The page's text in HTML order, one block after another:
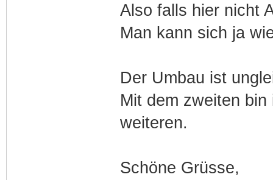
Also falls hier nicht
Man kann sich ja
Der Umbau ist
Mit dem zweiten
weiteren.
Schöne Grüsse,